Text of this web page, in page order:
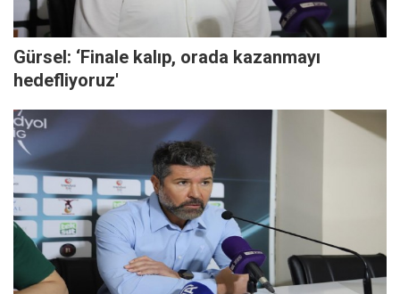
Gürsel: ‘Finale kalıp, orada kazanmayı
hedefliyoruz'